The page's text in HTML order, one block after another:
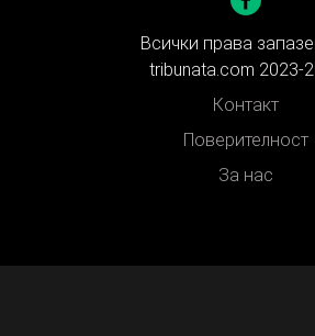
Всички права
tribunata.com 2023-
Контакт
Поверителност
За нас